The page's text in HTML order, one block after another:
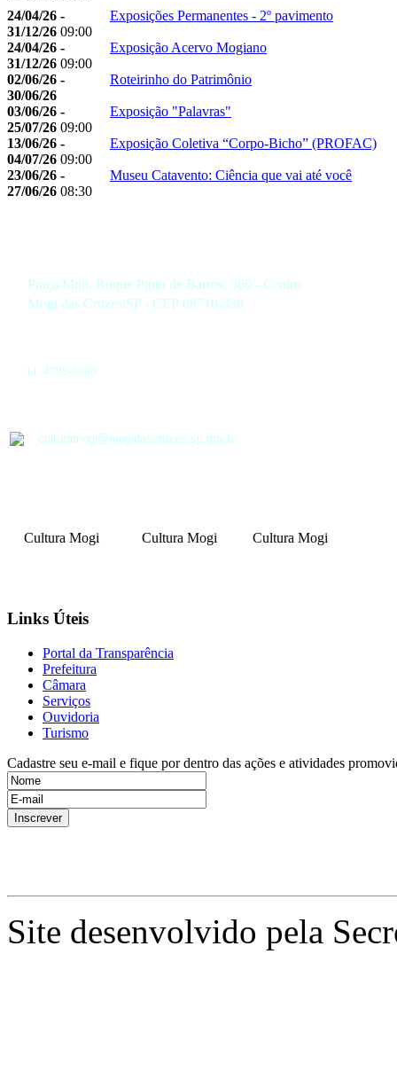
24/04/26 -
31/12/26 09:00
Exposições Permanentes - 2º pavimento
24/04/26 -
31/12/26 09:00
Exposição Acervo Mogiano
02/06/26 -
30/06/26
Roteirinho do Patrimônio
03/06/26 -
25/07/26 09:00
Exposição "Palavras"
13/06/26 -
04/07/26 09:00
Exposição Coletiva “Corpo-Bicho” (PROFAC)
23/06/26 -
27/06/26 08:30
Museu Catavento: Ciência que vai até você
Praça Mon. Roque Pinto de Barros, 360 - Centro
Mogi das Cruzes/SP - CEP 08710-330
11 4798-6900
culturamogi@mogidascruzes.sp.gov.br
Cultura Mogi Cultura Mogi Cultura Mogi
Links Úteis
Portal da Transparência
Prefeitura
Câmara
Serviços
Ouvidoria
Turismo
Cadastre seu e-mail e fique por dentro das ações e atividades
Site desenvolvido pela